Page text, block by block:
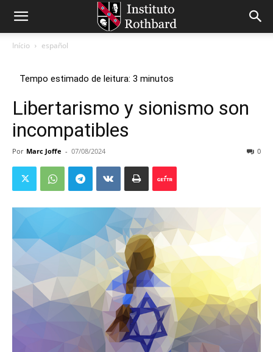
Início español
Libertarismo y sionismo son
incompatibles
Por Marc Joffe - 07/08/2024 0